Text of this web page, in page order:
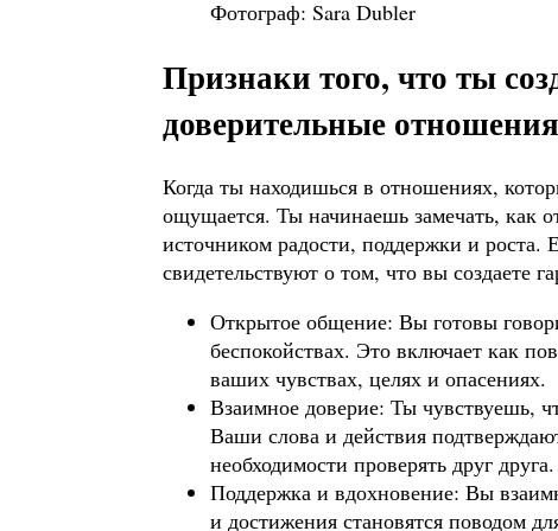
Фотограф: Sara Dubler
Признаки того, что ты
доверительные отношения
Когда ты находишься в отношениях,
ощущается. Ты начинаешь замечать, как
источником радости, поддержки и роста.
свидетельствуют о том, что вы создаете
Открытое общение: Вы готовы
беспокойствах. Это включает как
ваших чувствах, целях и опасениях.
Взаимное доверие: Ты чувствуешь,
Ваши слова и действия
необходимости проверять друг друга.
Поддержка и вдохновение: Вы
и достижения становятся поводом